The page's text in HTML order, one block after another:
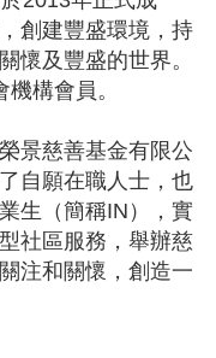
創建豐盛環境，持
懷及豐盛的世界。
構會員。
景慈善基金有限公
自願在職人士，也
生（簡稱IN），實
社區服務，舉辦慈
注和關懷，創造一